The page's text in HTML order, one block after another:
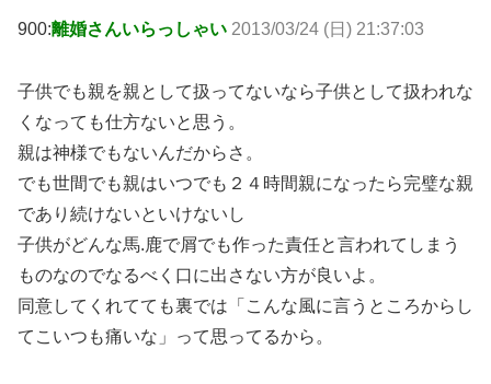
900:離婚さんいらっしゃい 2013/03/24 (日) 21:37:03
子供でも親を親として扱ってないなら子供として扱われな
くなっても仕方ないと思う。
親は神様でもないんだからさ。
でも世間でも親はいつでも２４時間親になったら完璧な親
であり続けないといけないし
子供がどんな馬.鹿で屑でも作った責任と言われてしまう
ものなのでなるべく口に出さない方が良いよ。
同意してくれてても裏では「こんな風に言うところからし
てこいつも痛いな」って思ってるから。